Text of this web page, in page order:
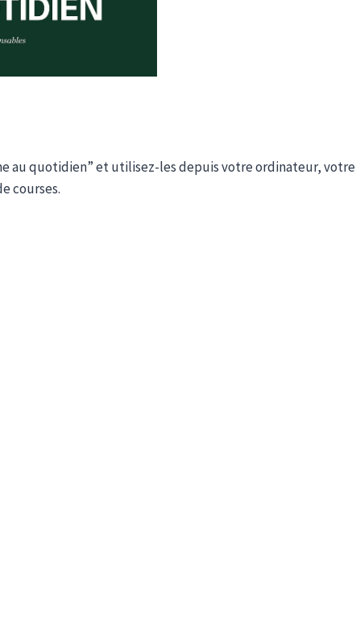
au quotidien” et utilisez-les depuis votre ordinateur, votre
courses.